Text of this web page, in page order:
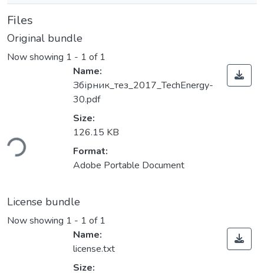
Files
Original bundle
Now showing 1 - 1 of 1
Name:
Збірник_тез_2017_TechEnergy-
30.pdf
Size:
126.15 KB
Format:
Adobe Portable Document
License bundle
Now showing 1 - 1 of 1
Name:
license.txt
Size: